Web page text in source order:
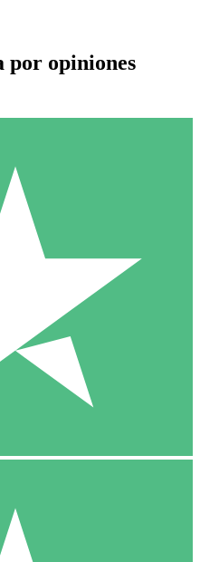
Individuales
descarga. Sin compromiso
10 00
20 00
por opiniones